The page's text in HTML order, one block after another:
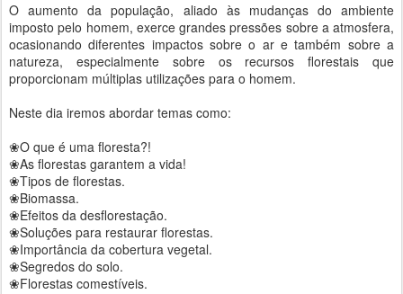
O aumento da população, aliado às mudanças do ambiente
imposto pelo homem, exerce grandes pressões sobre a atmosfera,
ocasionando diferentes impactos sobre o ar e também sobre a
natureza, especialmente sobre os recursos florestais que
proporcionam múltiplas utilizações para o homem.
Neste dia iremos abordar temas como:
❀O que é uma floresta?!
❀As florestas garantem a vida!
❀Tipos de florestas.
❀Biomassa.
❀Efeitos da desflorestação.
❀Soluções para restaurar florestas.
❀Importância da cobertura vegetal.
❀Segredos do solo.
❀Florestas comestíveis.